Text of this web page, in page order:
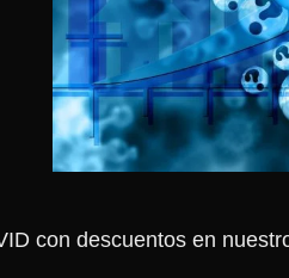
con descuentos en